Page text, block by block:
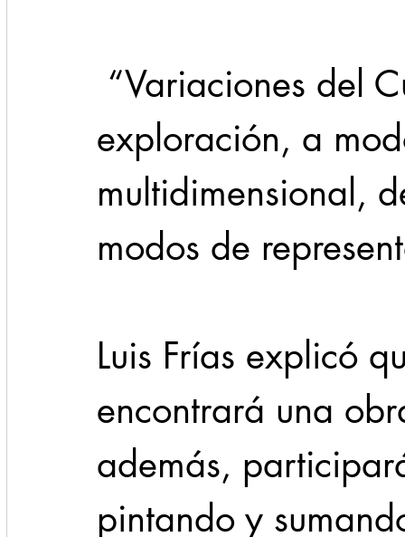
exploración, a
multidimensional,
modos de
Luis Frías explicó
encontrará una
además,
pintando y